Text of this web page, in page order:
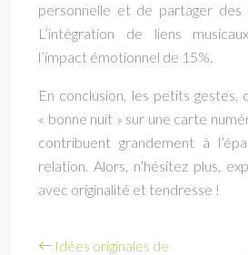
personnelle et de partager des
L’intégration de liens
l’impact émotionnel de 15%.
En conclusion, les petits gestes,
« bonne nuit » sur une carte
contribuent grandement à
relation. Alors, n’hésitez plus,
avec originalité et tendresse !
Idées originales de